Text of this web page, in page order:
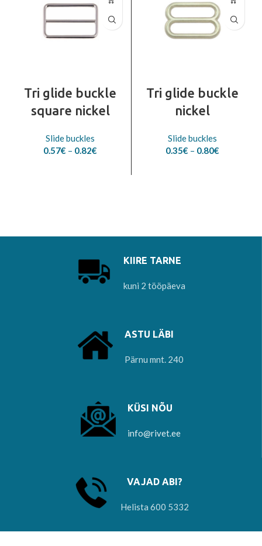
Tri glide buckle
square nickel
Slide buckles
0.57€ – 0.82€
Tri glide buckle
nickel
Slide buckles
0.35€ – 0.80€
KIIRE TARNE
kuni 2 tööpäeva
ASTU LÄBI
Pärnu mnt. 240
KÜSI NÕU
info@rivet.ee
VAJAD ABI?
Helista 600 5332